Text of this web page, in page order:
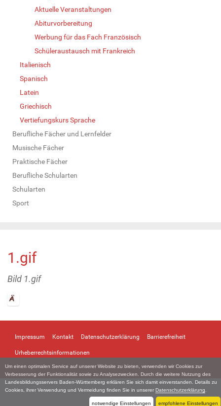
Um einen optimalen Service auf unserer Website zu bieten, verwenden wir Cookies zur
Verbesserung der Funktionalität sowie zu Analysezwecken. Durch die weitere Nutzung des
Landesbildungsservers Baden-Württemberg erklären Sie sich damit einverstanden. Details zu
Cookies, ihrer Verwendung und Vermeidung finden Sie in unserer Datenschutzerklärung
notwendige Einstellungen empfohlene Einstellungen
Aktuelle Veranstaltungen
Abiturvorbereitung
Werbung für das Fach Französisch
Schüleraustausch mit Frankreich
Italienisch
Spanisch
Latein
Griechisch
Vertiefungskurs Sprache
Berufliche Fächer und Lernfelder
Musische Fächer
Praktische Fächer
Berufliche Schularten
Schularten
Sport
1.gif
Bild 1.gif
e
g
e
B
i
d
Impressum Kontakt Datenschutzerklärung Barrierefreiheit
Urheberrechtsinformationen